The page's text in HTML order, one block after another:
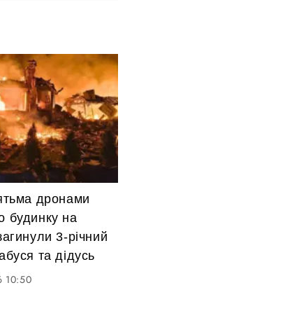
дронами
будинку на
3-річний
та дідусь
10:50